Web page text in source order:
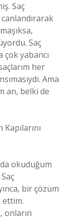
Saç
Saç
yabancı
her
Ama
an, belki de
okuduğum
bir çözüm
ettim.
onların